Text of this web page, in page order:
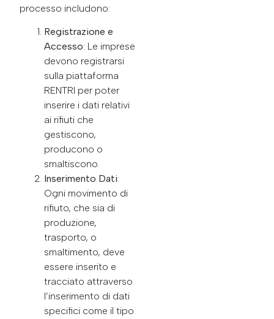
processo includono:
Registrazione e
Accesso: Le imprese
devono registrarsi
sulla piattaforma
RENTRI per poter
inserire i dati relativi
ai rifiuti che
gestiscono,
producono o
smaltiscono.
Inserimento Dati:
Ogni movimento di
rifiuto, che sia di
produzione,
trasporto, o
smaltimento, deve
essere inserito e
tracciato attraverso
l’inserimento di dati
specifici come il tipo